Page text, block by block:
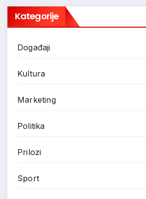
Kategorije
Događaji
Kultura
Marketing
Politika
Prilozi
Sport